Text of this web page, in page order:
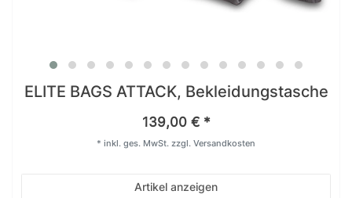
ELITE BAGS ATTACK, Bekleidungstasche
139,00 € *
Artikel anzeigen
* inkl. ges. MwSt. zzgl. Versandkosten